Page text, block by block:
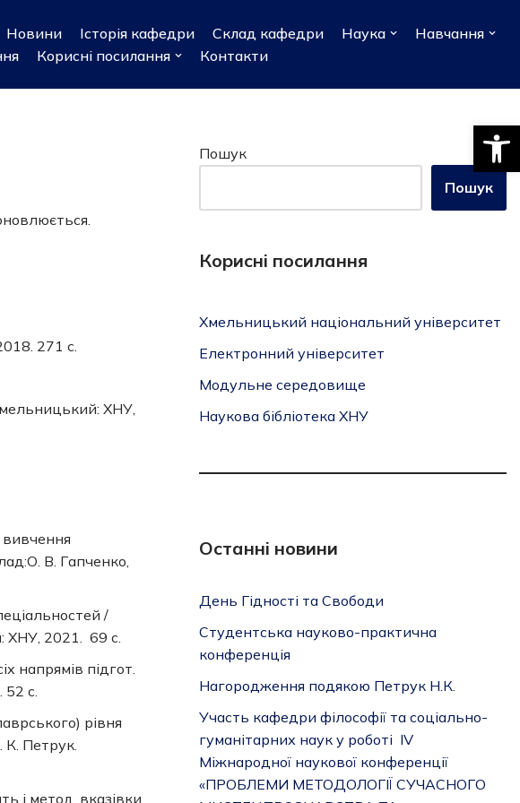
Новини Історія кафедри Склад кафедри Наука
Навчання
Корисні посилання Контакти
271 с.
ХНУ,
вивчення
В. Гaпченко,
/
ХНУ, 2021. 69 с.
напрямів підгот.
с.
рівня
К. Петрук.
і метод. вказівки
Пошук
Пошук
Корисні посилання
Хмельницький національний університет
Електронний університет
Модульне середовище
Наукова бібліотека ХНУ
Останні новини
День Гідності та Свободи
Студентська науково-практична
конференція
Нагородження подякою Петрук Н.К.
Участь кафедри філософії та соціально-
гуманітарних наук у роботі IV
Міжнародної наукової конференції
«ПРОБЛЕМИ МЕТОДОЛОГІЇ СУЧАСНОГО